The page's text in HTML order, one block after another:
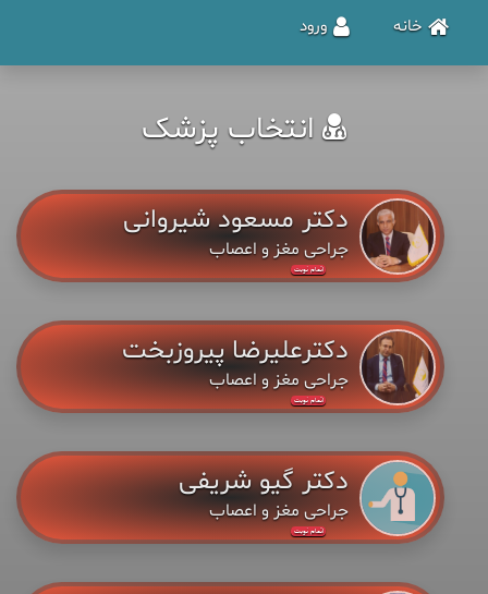
خانه ورود
انتخاب پزشک
دکتر مسعود شیروانی
جراحی مغز و اعصاب
اتمام نوبت
دکترعلیرضا پیروزبخت
جراحی مغز و اعصاب
اتمام نوبت
دکتر گیو شریفی
جراحی مغز و اعصاب
اتمام نوبت